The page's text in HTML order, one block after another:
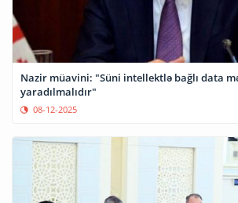
Nazir müavini: "Süni intellektlə bağlı data
yaradılmalıdır"
08-12-2025